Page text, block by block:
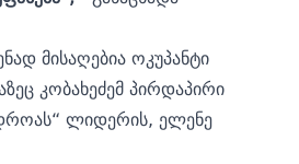
მისაღებია ოკუპანტი
კობახეძემ პირდაპირი
ლიდერის, ელენე